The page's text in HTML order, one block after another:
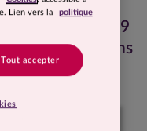
perdu 44 kg en 9
poids sain, sans
Lien vers la
politique
Tout accepter